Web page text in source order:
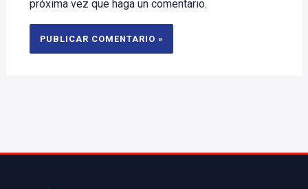
próxima vez que haga un comentario.